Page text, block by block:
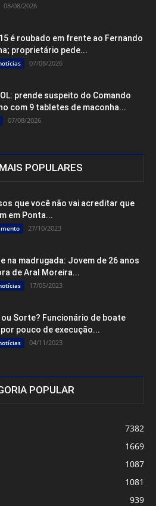
08/08/2026
é roubado em frente ao Fernando
proprietário pede...
07/08/2026
prende suspeito do Comando
com 9 tabletes de maconha...
07/08/2026
POPULARES
que você não vai acreditar que
em Ponta...
27/10/2023
na madrugada: Jovem de 26 anos
de Aral Moreira...
17/05/2023
ou Sorte? Funcionário de boate
pouco de execução...
04/11/2023
POPULAR
7382
1669
1087
1081
939